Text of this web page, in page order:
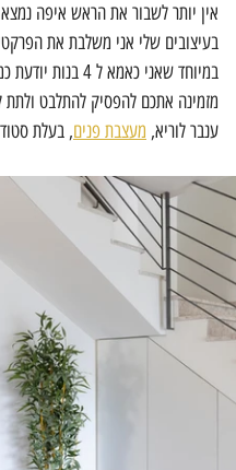
אין יותר לשבור את הראש איפה
בעיצובים שלי אני משלבת את
במיוחד שאני כאמא ל 4 בנות יודעת כמה אחסון משפחה צריכה.
מזמינה אתכם להפסיק להתלבט ולתת
ענבר לוריא, מעצבת פנים, בעלת